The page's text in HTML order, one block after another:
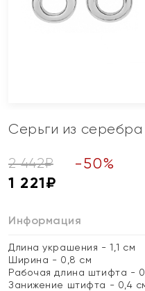
Серьги из
2 442₽ -50%
1 221₽
Информация
Длина украшения - 1,1 см
Ширина - 0,8 см
Рабочая длина штифта -
Занижение штифта - 0,4